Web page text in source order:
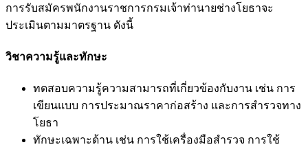
การรับสมัครพนักงานราชการกรมเจ้าท่านายช่างโยธาจะ
ประเมินตามมาตรฐาน ดังนี้
วิชาความรู้และทักษะ
ทดสอบความรู้ความสามารถที่เกี่ยวข้องกับงาน เช่น การ
เขียนแบบ การประมาณราคาก่อสร้าง และการสำรวจทาง
โยธา
ทักษะเฉพาะด้าน เช่น การใช้เครื่องมือสำรวจ การใช้